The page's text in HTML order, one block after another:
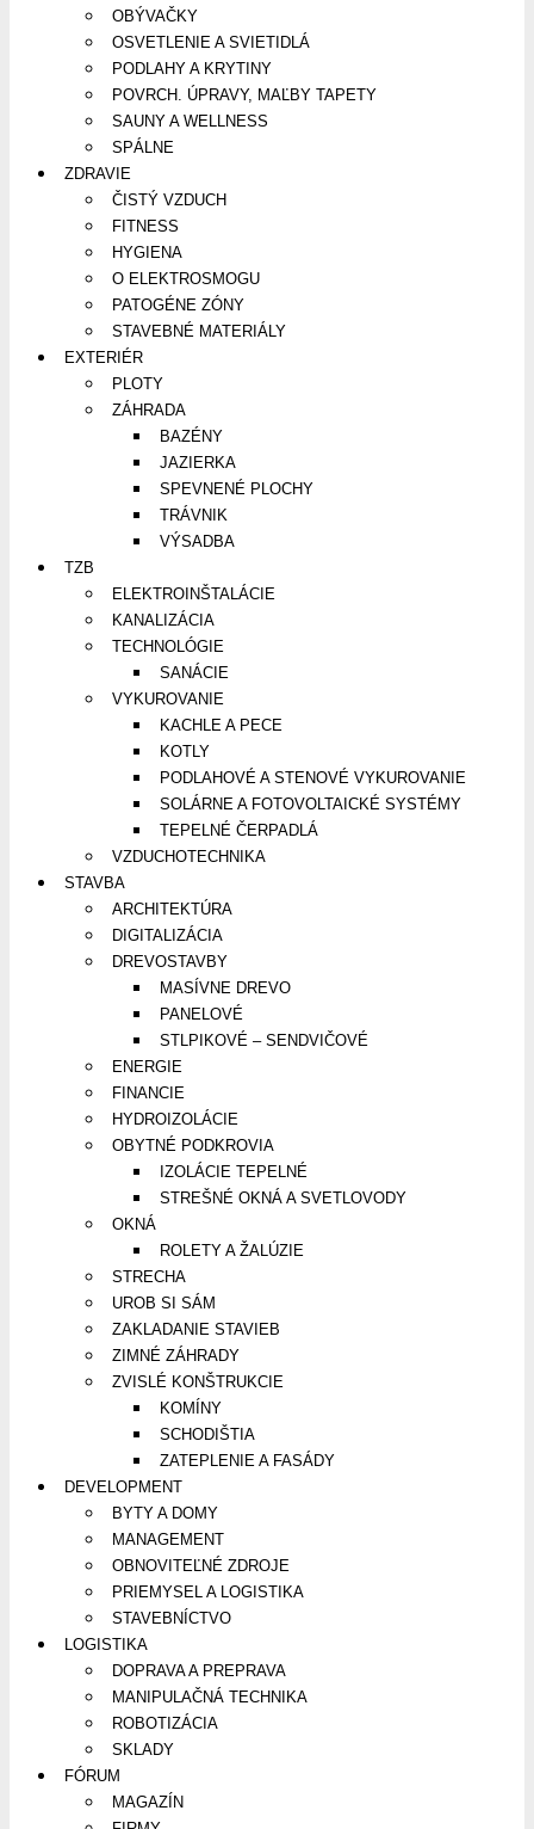
OBÝVAČKY
OSVETLENIE A SVIETIDLÁ
PODLAHY A KRYTINY
POVRCH. ÚPRAVY, MAĽBY TAPETY
SAUNY A WELLNESS
SPÁLNE
ZDRAVIE
ČISTÝ VZDUCH
FITNESS
HYGIENA
O ELEKTROSMOGU
PATOGÉNE ZÓNY
STAVEBNÉ MATERIÁLY
EXTERIÉR
PLOTY
ZÁHRADA
BAZÉNY
JAZIERKA
SPEVNENÉ PLOCHY
TRÁVNIK
VÝSADBA
TZB
ELEKTROINŠTALÁCIE
KANALIZÁCIA
TECHNOLÓGIE
SANÁCIE
VYKUROVANIE
KACHLE A PECE
KOTLY
PODLAHOVÉ A STENOVÉ VYKUROVANIE
SOLÁRNE A FOTOVOLTAICKÉ SYSTÉMY
TEPELNÉ ČERPADLÁ
VZDUCHOTECHNIKA
STAVBA
ARCHITEKTÚRA
DIGITALIZÁCIA
DREVOSTAVBY
MASÍVNE DREVO
PANELOVÉ
STLPIKOVÉ – SENDVIČOVÉ
ENERGIE
FINANCIE
HYDROIZOLÁCIE
OBYTNÉ PODKROVIA
IZOLÁCIE TEPELNÉ
STREŠNÉ OKNÁ A SVETLOVODY
OKNÁ
ROLETY A ŽALÚZIE
STRECHA
UROB SI SÁM
ZAKLADANIE STAVIEB
ZIMNÉ ZÁHRADY
ZVISLÉ KONŠTRUKCIE
KOMÍNY
SCHODIŠTIA
ZATEPLENIE A FASÁDY
DEVELOPMENT
BYTY A DOMY
MANAGEMENT
OBNOVITEĽNÉ ZDROJE
PRIEMYSEL A LOGISTIKA
STAVEBNÍCTVO
LOGISTIKA
DOPRAVA A PREPRAVA
MANIPULAČNÁ TECHNIKA
ROBOTIZÁCIA
SKLADY
FÓRUM
MAGAZÍN